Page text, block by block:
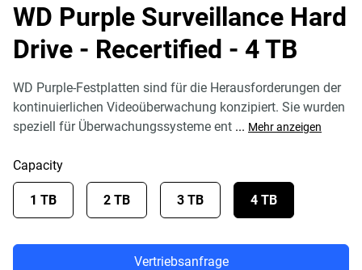
WD Purple Surveillance Hard
Drive - Recertified - 4 TB
WD Purple-Festplatten sind für die Herausforderungen der
kontinuierlichen Videoüberwachung konzipiert. Sie wurden
speziell für Überwachungssysteme ent ... Mehr anzeigen
Capacity
1 TB 2 TB 3 TB 4 TB
Vertriebsanfrage